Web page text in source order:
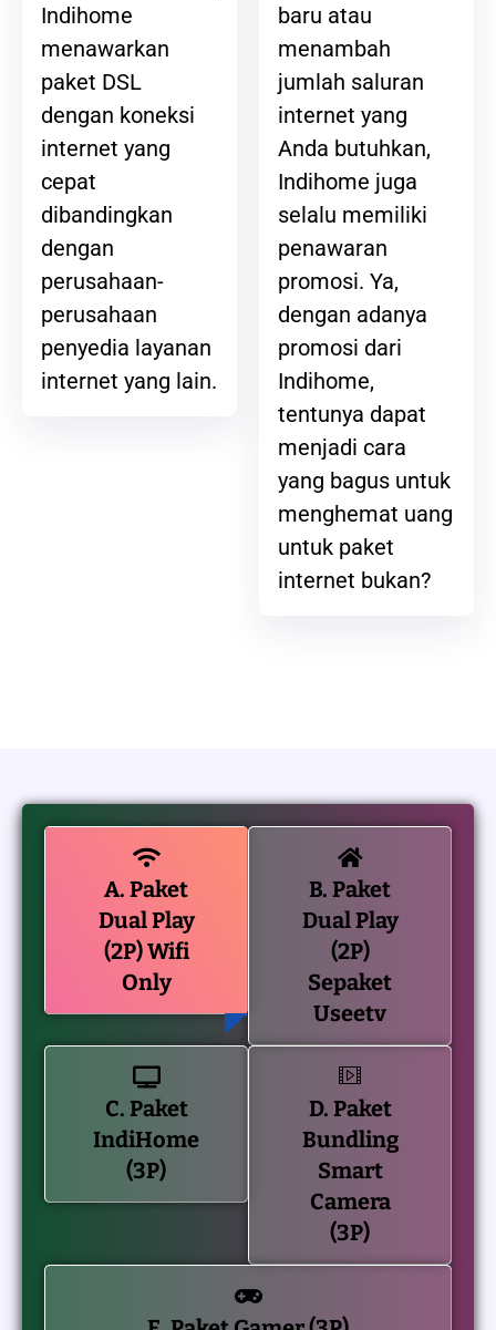
Indihome
menawarkan
paket DSL
dengan koneksi
internet yang
cepat
dibandingkan
dengan
perusahaan-
perusahaan
penyedia layanan
internet yang lain.
baru atau
menambah
jumlah saluran
internet yang
Anda butuhkan,
Indihome juga
selalu memiliki
penawaran
promosi. Ya,
dengan adanya
promosi dari
Indihome,
tentunya dapat
menjadi cara
yang bagus untuk
menghemat uang
untuk paket
internet bukan?
A. Paket
Dual Play
(2P) Wifi
Only
B. Paket
Dual Play
(2P)
Sepaket
Useetv
C. Paket
IndiHome
(3P)
D. Paket
Bundling
Smart
Camera
(3P)